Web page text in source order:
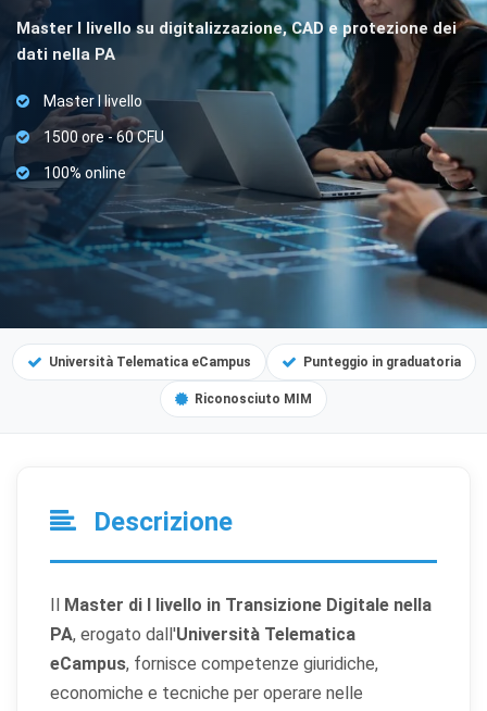
Master I livello su digitalizzazione, CAD e protezione dei
dati nella PA
Master I livello
1500 ore - 60 CFU
100% online
Università Telematica eCampus Punteggio in graduatoria
Riconosciuto MIM
Descrizione
Il Master di I livello in Transizione Digitale nella
PA, erogato dall'Università Telematica
eCampus, fornisce competenze giuridiche,
economiche e tecniche per operare nelle